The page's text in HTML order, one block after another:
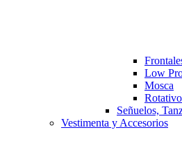
Low
Mosca
Señuelos,
Vestimenta y Accesorios